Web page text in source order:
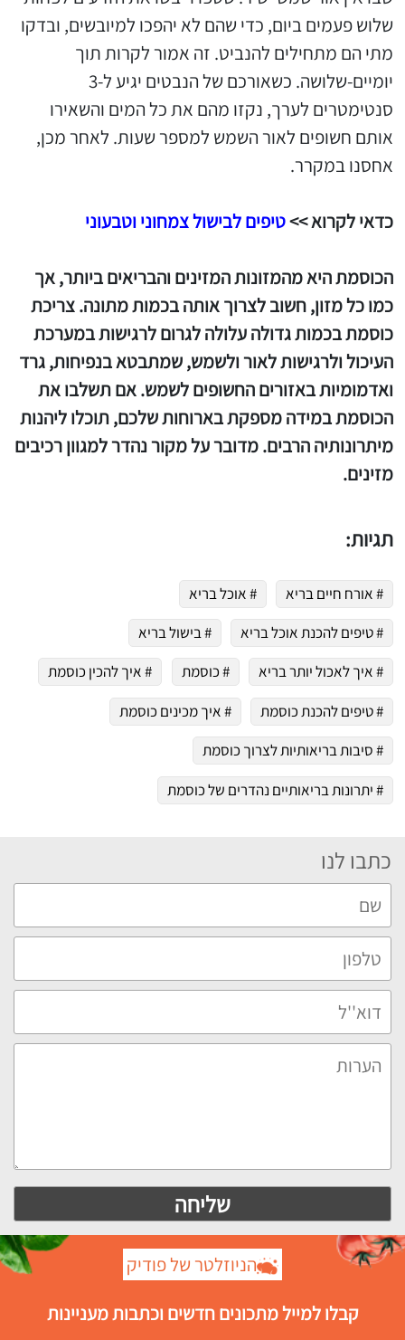
שלוש פעמים ביום, כדי שהם לא יהפכו למיובשים, ובדקו
מתי הם מתחילים להנביט. זה אמור לקרות תוך
יומיים-שלושה. כשאורכם של הנבטים יגיע ל-3
סנטימטרים לערך, נקזו מהם את כל המים והשאירו
אותם חשופים לאור השמש למספר שעות. לאחר מכן,
אחסנו במקרר.
כדאי לקרוא >>טיפים לבישול צמחוני וטבעוני
הכוסמת היא מהמזונות המזינים והבריאים ביותר, אך
כמו כל מזון, חשוב לצרוך אותה בכמות מתונה. צריכת
כוסמת בכמות גדולה עלולה לגרום לרגישות במערכת
העיכול ולרגישות לאור ולשמש, שמתבטא בנפיחות, גרד
ואדמומיות באזורים החשופים לשמש. אם תשלבו את
הכוסמת במידה מספקת בארוחות שלכם, תוכלו ליהנות
מיתרונותיה הרבים. מדובר על מקור נהדר למגוון רכיבים
מזינים.
תגיות:
# אורח חיים בריא
# אוכל בריא
# טיפים להכנת אוכל בריא
# בישול בריא
# איך לאכול יותר בריא
# כוסמת
# איך להכין כוסמת
# טיפים להכנת כוסמת
# איך מכינים כוסמת
# סיבות בריאותיות לצרוך כוסמת
# יתרונות בריאותיים נהדרים של כוסמת
כתבו לנו
הניוזלטר של פודיק
קבלו למייל מתכונים חדשים וכתבות מעניינות